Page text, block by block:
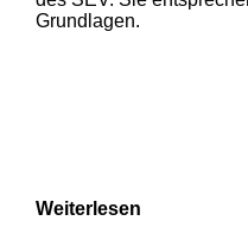
Grundlagen.
Weiterlesen